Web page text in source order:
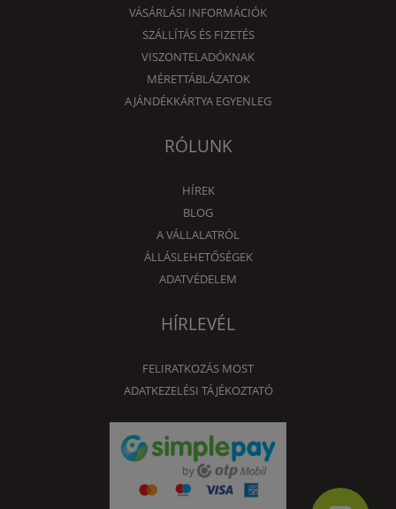
VÁSÁRLÁSI INFORMÁCIÓK
SZÁLLÍTÁS ÉS FIZETÉS
VISZONTELADÓKNAK
MÉRETTÁBLÁZATOK
AJÁNDÉKKÁRTYA EGYENLEG
RÓLUNK
HÍREK
BLOG
A VÁLLALATRÓL
ÁLLÁSLEHETŐSÉGEK
ADATVÉDELEM
HÍRLEVÉL
FELIRATKOZÁS MOST
ADATKEZELÉSI TÁJÉKOZTATÓ